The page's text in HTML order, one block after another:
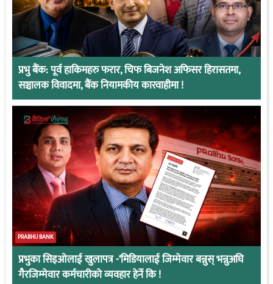
प्रभु बैंक: पूर्व हाकिमहरु फरार, चिफ बिजनेश अफिसर हिरासतमा,
सञ्चालक विवादमा, बैंक नियामकीय कारवाहीमा !
PRABHU BANK
प्रभुका सिइओलाई खुलापत्र -‘मिडियालाई जिम्मेवार बन्नुस् भन्नुअघि
गैरजिम्मेवार कर्मचारीको व्यवहार हेर्ने कि !